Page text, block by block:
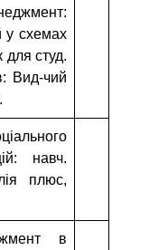
у схемах
для студ.
Вид-чий
навч.
плюс,
в